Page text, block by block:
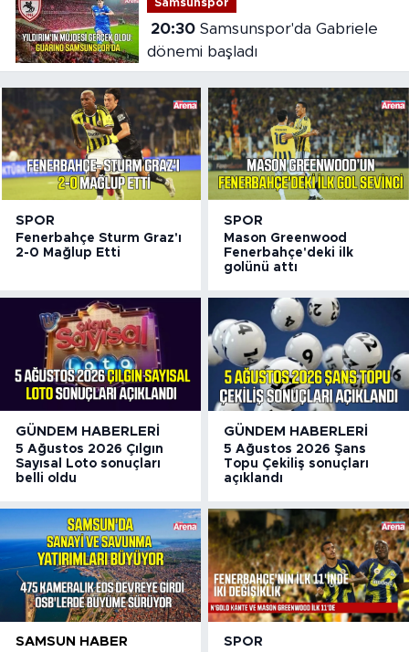
Samsunspor
20:30Samsunspor'da Gabriele
dönemi başladı
SPOR
Fenerbahçe Sturm Graz'ı
2-0 Mağlup Etti
SPOR
Mason Greenwood
Fenerbahçe'deki ilk
golünü attı
GÜNDEM HABERLERI
5 Ağustos 2026 Çılgın
Sayısal Loto sonuçları
belli oldu
GÜNDEM HABERLERI
5 Ağustos 2026 Şans
Topu Çekiliş sonuçları
açıklandı
SAMSUN HABER SPOR